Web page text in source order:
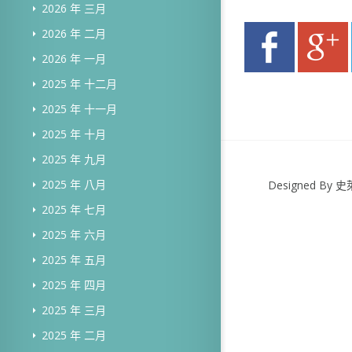
2026 年 三月
2026 年 二月
2026 年 一月
2025 年 十二月
2025 年 十一月
2025 年 十月
2025 年 九月
2025 年 八月
2025 年 七月
2025 年 六月
2025 年 五月
2025 年 四月
2025 年 三月
2025 年 二月
Designed By 史